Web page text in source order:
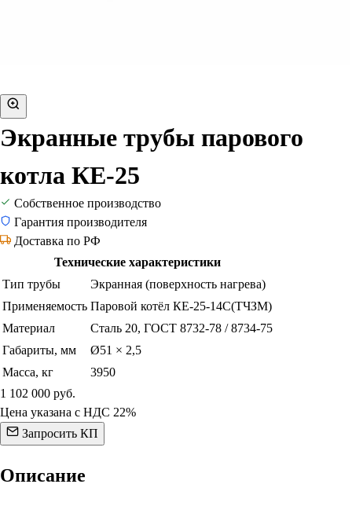
Экранные трубы парового
котла КЕ-25
Собственное производство
Гарантия производителя
Доставка по РФ
Технические характеристики
Тип трубы
Экранная (поверхность нагрева)
Применяемость Паровой котёл КЕ-25-14С(ТЧЗМ)
Материал
Сталь 20, ГОСТ 8732-78 / 8734-75
Габариты, мм
Ø51 × 2,5
Масса, кг
3950
1 102 000 руб.
Цена указана с НДС 22%
Запросить КП
Описание